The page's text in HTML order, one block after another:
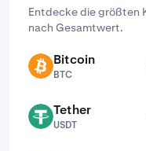
Entdecke die größten
nach Gesamtwert.
BTC Bitcoin
BTC
USDT Tether
USDT